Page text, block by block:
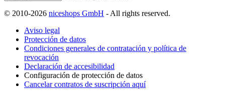
© 2010-2026 niceshops GmbH - All rights reserved.
Aviso legal
Protección de datos
Condiciones generales de contratación y política de
revocación
Declaración de accesibilidad
Configuración de protección de datos
Cancelar contratos de suscripción aquí